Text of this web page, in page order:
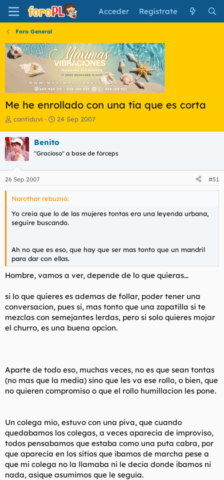
Acceder Regístrate
Foro General
Me he enrollado con una tía que es corta
I
i
c
i
a
d
o
r
d
l
t
a
cantiduvi
F
h
a
e
n
i
i
o
24 Sep 2007
Benito
"Gracioso" a base de fórceps
26 Sep 2007 #51
Narothar rebuznó:
Yo creia que lo de las mujeres tontas era una leyenda urbana,
seguire buscando.
Ah no que es eso, que hay que ser mas tonto que un mandril
para dar con ellas.
Hombre, vamos a ver, depende de lo que quieras...
si lo que quieres es ademas de follar, poder tener una
conversacion, pues si, mas tonto que una zapatilla si te
mezclas con semejantes lerdas, pero si solo quieres mojar
el churro, es una buena opcion.
Aparte de todo eso, muchas veces, no es que sean tontas
(no mas que la media) sino que les va ese rollo, o bien, que
no quieren compromiso o que el rollo humillacion les pone.
Un colega mio, estuvo con una piva, que cuando
quedabamos los colegas, a veces aparecia de improviso,
todos pensabamos que estaba como una puta cabra, por
que aparecia en los sitios que ibamos de marcha pese a
que mi colega no la llamaba ni le decia donde ibamos ni
nada, asique asumimos que le seguia.